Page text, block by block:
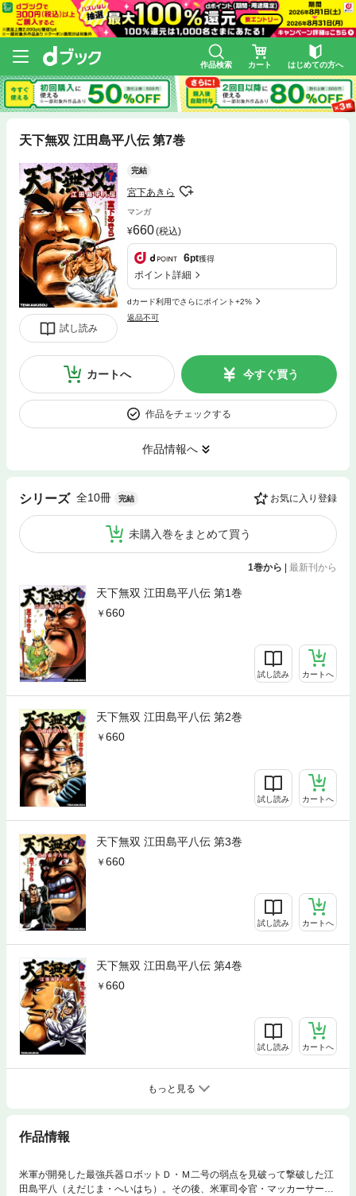
作品検索 カート はじめての方へ
天下無双 江田島平八伝 第7巻
試し読み
完結
宮下あきら
マンガ
660(税込)
6pt獲得
ポイント詳細
dカード利用でさらにポイント+2%
返品不可
カートへ 今すぐ買う
作品をチェックする
作品情報へ
シリーズ 全10冊 完結 お気に入り登録
未購入巻をまとめて買う
1巻から | 最新刊から
天下無双 江田島平八伝 第1巻
660
試し読み カートへ
天下無双 江田島平八伝 第2巻
660
試し読み カートへ
天下無双 江田島平八伝 第3巻
660
試し読み カートへ
天下無双 江田島平八伝 第4巻
660
試し読み カートへ
もっと見る
作品情報
米軍が開発した最強兵器ロボットＤ・Ｍ二号の弱点を見破って撃破した江
田島平八（えだじま・へいはち）。その後、米軍司令官・マッカーサーと